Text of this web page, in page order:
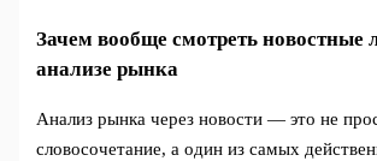
Зачем вообще смотреть новостные
анализе рынка
Анализ рынка через новости — это не
словосочетание, а один из самых